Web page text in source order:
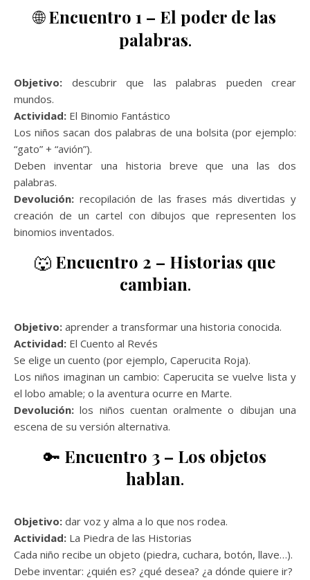
🌐Encuentro 1 – El poder de las
palabras.
Objetivo: descubrir que las palabras pueden crear
mundos.
Actividad: El Binomio Fantástico
Los niños sacan dos palabras de una bolsita (por ejemplo:
“gato” + “avión”).
Deben inventar una historia breve que una las dos
palabras.
Devolución: recopilación de las frases más divertidas y
creación de un cartel con dibujos que representen los
binomios inventados.
🐺 Encuentro 2 – Historias que
cambian.
Objetivo: aprender a transformar una historia conocida.
Actividad: El Cuento al Revés
Se elige un cuento (por ejemplo, Caperucita Roja).
Los niños imaginan un cambio: Caperucita se vuelve lista y
el lobo amable; o la aventura ocurre en Marte.
Devolución: los niños cuentan oralmente o dibujan una
escena de su versión alternativa.
🔑 Encuentro 3 – Los objetos
hablan.
Objetivo: dar voz y alma a lo que nos rodea.
Actividad: La Piedra de las Historias
Cada niño recibe un objeto (piedra, cuchara, botón, llave…).
Debe inventar: ¿quién es? ¿qué desea? ¿a dónde quiere ir?